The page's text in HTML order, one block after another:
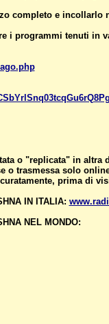
completo e
i programmi tenuti in
o "replicata" in altra
o trasmessa solo
prima di
IN ITALIA:
NEL MONDO: